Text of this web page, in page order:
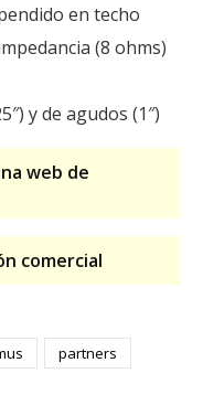
en techo
(8 ohms)
y de agudos (1″)
web de
comercial
partners